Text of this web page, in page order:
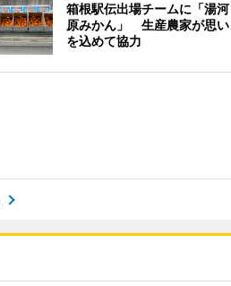
箱根駅伝出場チームに「湯河
原みかん」 生産農家が思い
を込めて協力